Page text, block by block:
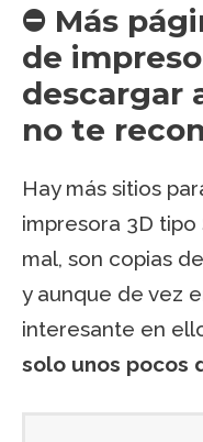
⛔ Más
de
descargar
no te
Hay más sitios
impresora 3D
mal, son copias
y aunque de vez
interesante en
solo unos pocos